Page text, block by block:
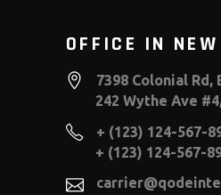
OFFICE IN NEW
7398 Colonial Rd,
242 Wythe Ave
+ (123) 124-567-
+ (123) 124-567-